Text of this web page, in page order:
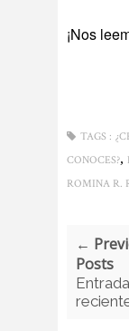
¡Nos
TAGS :
CONOCES?,
ROMINA R.
←
Posts